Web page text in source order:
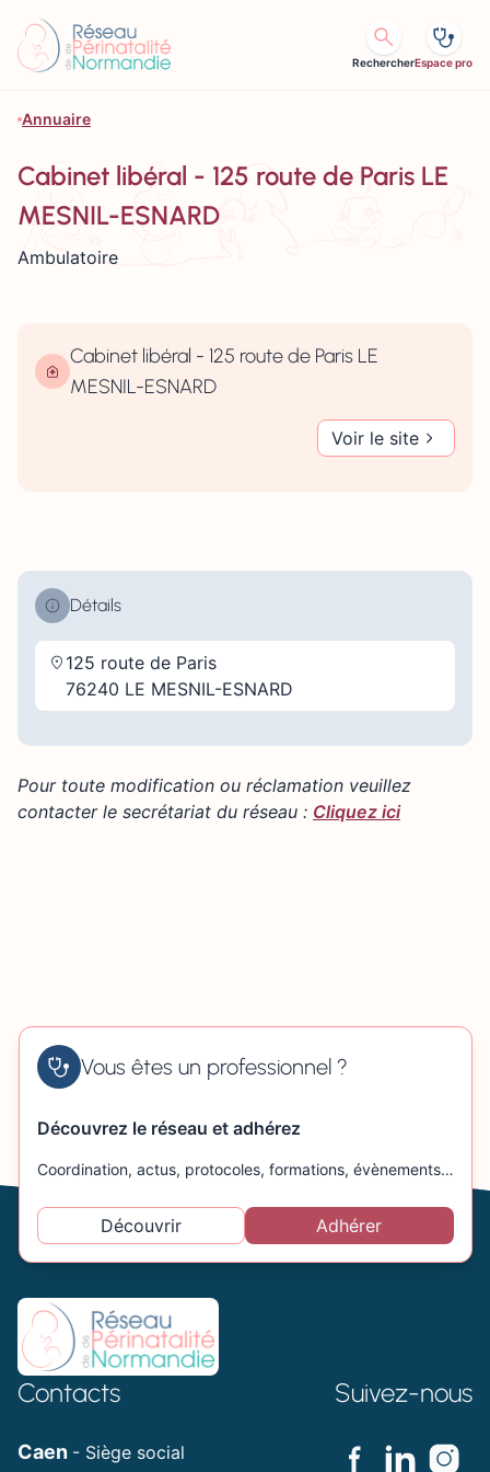
RechercherEspace pro
Annuaire
Cabinet libéral - 125 route de Paris LE
MESNIL-ESNARD
Ambulatoire
Cabinet libéral - 125 route de Paris LE
MESNIL-ESNARD
Voir le site
Détails
125 route de Paris
76240 LE MESNIL-ESNARD
Pour toute modification ou réclamation veuillez
contacter le secrétariat du réseau : Cliquez ici
Vous êtes un professionnel ?
Découvrez le réseau et adhérez
Coordination, actus, protocoles, formations, évènements…
Découvrir Adhérer
Contacts
Caen - Siège social
Suivez-nous